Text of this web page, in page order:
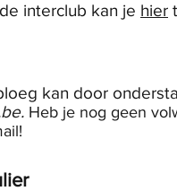
interclub kan je hier
kan door
. Heb je nog geen